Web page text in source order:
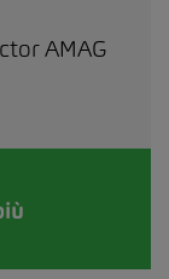
AMAG